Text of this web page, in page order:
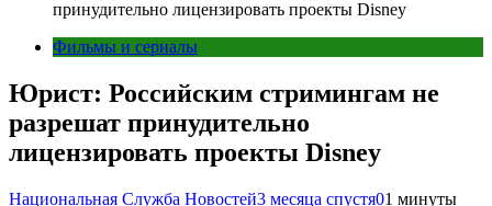
принудительно лицензировать проекты Disney
Фильмы и сериалы
Юрист: Российским стримингам не
разрешат принудительно
лицензировать проекты Disney
Национальная Служба Новостей3 месяца спустя01 минуты